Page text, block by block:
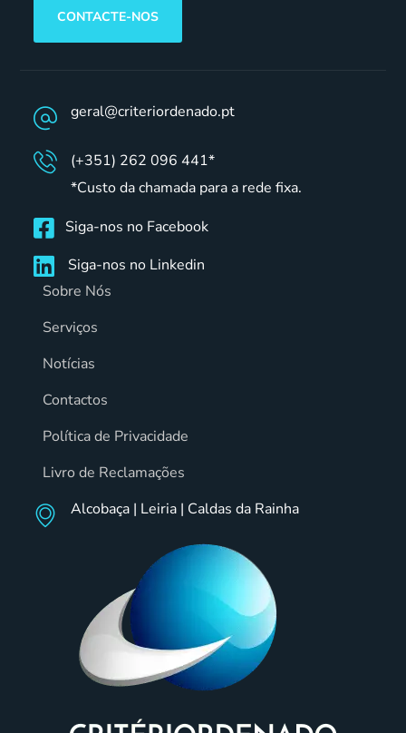
CONTACTE-NOS
geral@criteriordenado.pt
(+351) 262 096 441*
*Custo da chamada para a rede fixa.
Siga-nos no Facebook
Siga-nos no Linkedin
Sobre Nós
Serviços
Notícias
Contactos
Política de Privacidade
Livro de Reclamações
Alcobaça | Leiria | Caldas da Rainha